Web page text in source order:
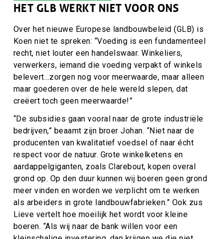
HET GLB WERKT NIET VOOR ONS
Over het nieuwe Europese landbouwbeleid (GLB) is
Koen niet te spreken: “Voeding is een fundamenteel
recht, niet louter een handelswaar. Winkeliers,
verwerkers, iemand die voeding verpakt of winkels
belevert…zorgen nog voor meerwaarde, maar alleen
maar goederen over de hele wereld slepen, dat
creëert toch geen meerwaarde!”
“De subsidies gaan vooral naar de grote industriële
bedrijven,” beaamt zijn broer Johan. “Niet naar de
producenten van kwalitatief voedsel of naar écht
respect voor de natuur. Grote winkelketens en
aardappelgiganten, zoals Clarebout, kopen overal
grond op. Op den duur kunnen wij boeren geen grond
meer vinden en worden we verplicht om te werken
als arbeiders in grote landbouwfabrieken.” Ook zus
Lieve vertelt hoe moeilijk het wordt voor kleine
boeren. “Als wij naar de bank willen voor een